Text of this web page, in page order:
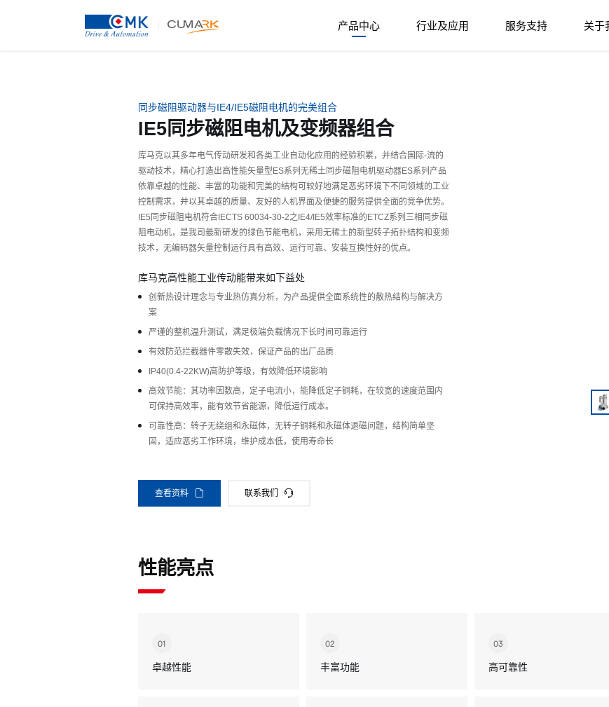
产品中心 行业及应用 服务支持 关于
同步磁阻驱动器与IE4/IE5磁阻电机的完美组合
IE5同步磁阻电机及变频器组合
库马克以其多年电气传动研发和各类工业自动化应用的经验积累，并结合国际-流的
驱动技术，精心打造出高性能矢量型ES系列无稀土同步磁阻电机驱动器ES系列产品
依靠卓越的性能、丰當的功能和完美的结构可较好地满足恶劣环境下不同领域的工业
控制需求，并以其卓越的质量、友好的人机界面及便捷的服务提供全面的竞争优势。
IE5同步磁阻电机符合IECTS 60034-30-2之IE4/IE5效率标准的ETCZ系列三相同步磁
阻电动机，是我司最新研发的绿色节能电机，采用无稀土的新型转子拓扑结构和变频
技术，无编码器矢量控制运行具有高效、运行可靠、安装互换性好的优点。
库马克高性能工业传动能带来如下益处
创新热设计理念与专业热仿真分析，为产品提供全面系统性的散热结构与解决方
案
严谨的整机温升测试，满足极端负载情况下长时间可靠运行
有效防范拦截器件零散失效，保证产品的出厂品质
IP40(0.4-22KW)高防护等级，有效降低环境影响
高效节能：其功率因数高，定子电流小，能降低定子铜耗，在较宽的速度范围内
可保持高效率，能有效节省能源，降低运行成本。
可靠性高：转子无绕组和永磁体，无转子铜耗和永磁体退磁问题，结构简单坚
固，适应恶劣工作环境，维护成本低，使用寿命长
查看资料 联系我们
性能亮点
01
卓越性能
02
丰富功能
03
高可靠性